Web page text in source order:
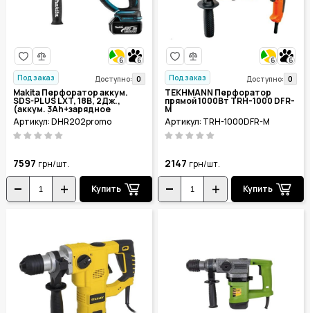
6
6
Под заказ
Доступно: 0
Makita Перфоратор аккум.
SDS-PLUS LXT, 18В, 2Дж.,
(аккум. 3Ah+зарядное
DC18RC),картон
DHR202promo
Артикул: DHR202promo
7597 грн/шт.
Купить
6
6
Под заказ
Доступно: 0
TEKHMANN Перфоратор
прямой 1000Вт TRH-1000 DFR-
M
Артикул: TRH-1000DFR-M
2147 грн/шт.
Купить